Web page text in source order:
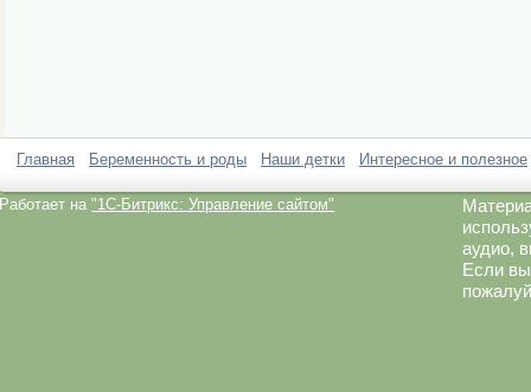
Главная Беременность и роды Наши детки Интересное и полезное
Работает на "1C-Битрикс: Управление сайтом"
аудио,
Если вы